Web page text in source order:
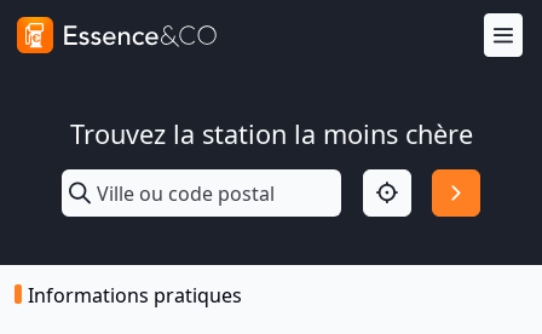
Trouvez la station la moins chère
Informations pratiques